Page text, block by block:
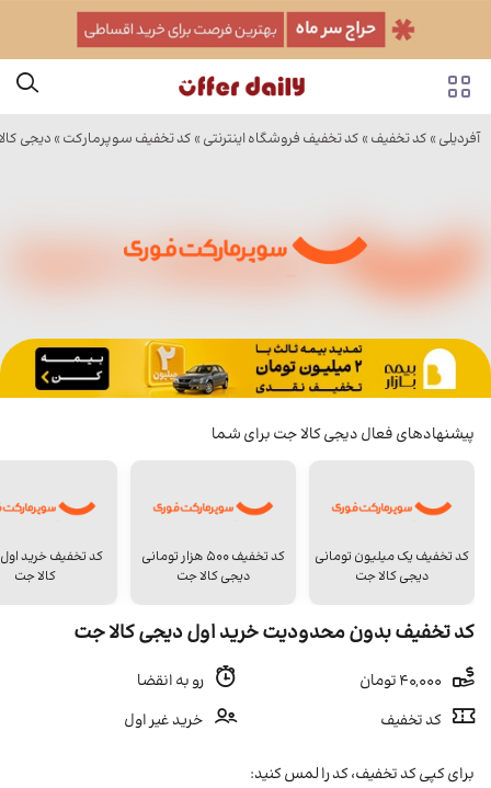
آفردیلی » کد تخفیف » کد تخفیف فروشگاه اینترنتی » کد تخفیف سوپرمارکت » دیجی
پیشنهادهای فعال دیجی کالا جت برای شما
کد تخفیف یک میلیون تومانی
دیجی کالا جت
کد تخفیف 500 هزار تومانی
دیجی کالا جت
کد تخفیف خرید
کالا جت
کد تخفیف بدون محدودیت خرید اول دیجی کالا جت
رو به انقضا
کد تخفیف
خرید غیر اول
برای کپی کد تخفیف، کد را لمس کنید: